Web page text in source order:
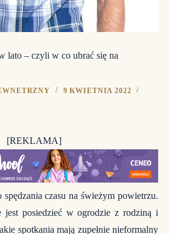
lato – czyli w co ubrać się na
9 KWIETNIA 2022
[REKLAMA]
spędzania czasu na świeżym powietrzu.
jest posiedzieć w ogrodzie z rodziną i
spotkania mają zupełnie nieformalny